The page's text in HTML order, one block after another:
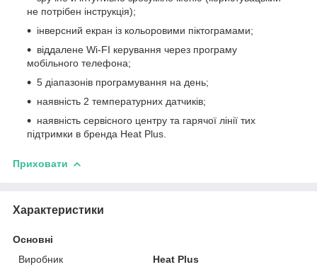
не потрібен інструкція);
інверсний екран із кольоровими піктограмами;
віддалене Wi-FI керування через програму
мобільного телефона;
5 діапазонів програмування на день;
наявність 2 температурних датчиків;
наявність сервісного центру та гарячої лінії тих
підтримки в бренда Heat Plus.
Приховати
Характеристики
Основні
Виробник
Heat Plus